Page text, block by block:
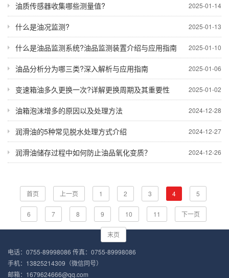
2025-01-14
油质传感器收集哪些测量值?
2025-01-13
什么是油况监测?
2025-01-10
什么是油品监测系统?油品监测装置介绍与应用指南
2025-01-06
油品分析分为哪三类?深入解析与应用指南
2025-01-02
变速箱油多久更换一次?详解更换周期及其重要性
2024-12-28
油箱泡沫增多的原因以及处理方法
2024-12-27
润滑油的5种常见脱水处理方式介绍
2024-12-26
润滑油储存过程中如何防止油品氧化变质？
首页 上一页 1 2 3 4 5
6 7 8 9 10 11 下一页
末页
电话：0755-89998086 传真：0755-89998086
手机：13825214309（微信同号）
邮箱：1679624666@qq.com